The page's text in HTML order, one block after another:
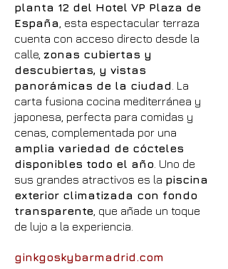
planta 12 del Hotel VP Plaza de
España , esta espectacular terraza
cuenta con acceso directo desde la
calle, zonas cubiertas y
descubiertas, y vistas
panorámicas de la ciudad . La
carta fusiona cocina mediterránea y
japonesa, perfecta para comidas y
cenas, complementada por una
amplia variedad de cócteles
disponibles todo el año . Uno de
sus grandes atractivos es la piscina
exterior climatizada con fondo
transparente , que añade un toque
de lujo a la experiencia.
ginkgoskybarmadrid.com